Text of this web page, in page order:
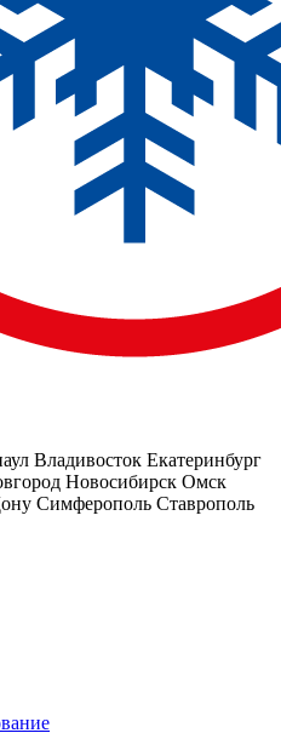
Владивосток Екатеринбург
Новосибирск Омск
Симферополь Ставрополь